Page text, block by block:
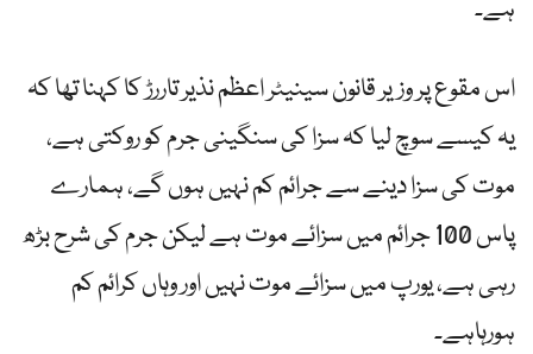
ہے۔
اس مقوع پر وزیر قانون سینیٹر اعظم نذیر تاررڑ کا کہنا تھا کہ
یہ کیسے سوچ لیا کہ سزا کی سنگینی جرم کو روکتی ہے،
موت کی سزا دینے سے جرائم کم نہیں ہوں گے، ہمارے
پاس 100 جرائم میں سزائے موت ہے لیکن جرم کی شرح بڑھ
رہی ہے، یورپ میں سزائے موت نہیں اور وہاں کرائم کم
ہورہاہے۔